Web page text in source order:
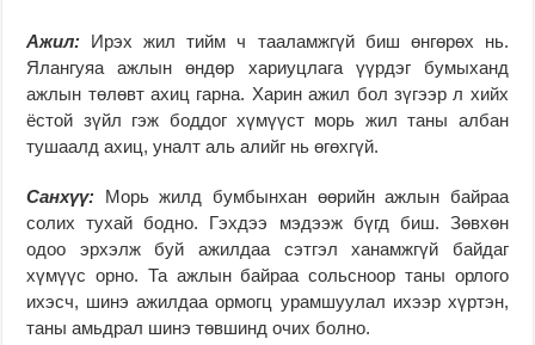
Ажил: Ирэх жил тийм ч тааламжгүй биш өнгөрөх нь.
Ялангуяа ажлын өндөр хариуцлага үүрдэг бумыханд
ажлын төлөвт ахиц гарна. Харин ажил бол зүгээр л хийх
ёстой зүйл гэж боддог хүмүүст морь жил таны албан
тушаалд ахиц, уналт аль алийг нь өгөхгүй.
Санхүү: Морь жилд бумбынхан өөрийн ажлын байраа
солих тухай бодно. Гэхдээ мэдээж бүгд биш. Зөвхөн
одоо эрхэлж буй ажилдаа сэтгэл ханамжгүй байдаг
хүмүүс орно. Та ажлын байраа сольсноор таны орлого
ихэсч, шинэ ажилдаа ормогц урамшуулал ихээр хүртэн,
таны амьдрал шинэ төвшинд очих болно.